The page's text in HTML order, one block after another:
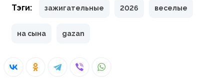
Тэги: зажигательные 2026 веселые
на сына gazan